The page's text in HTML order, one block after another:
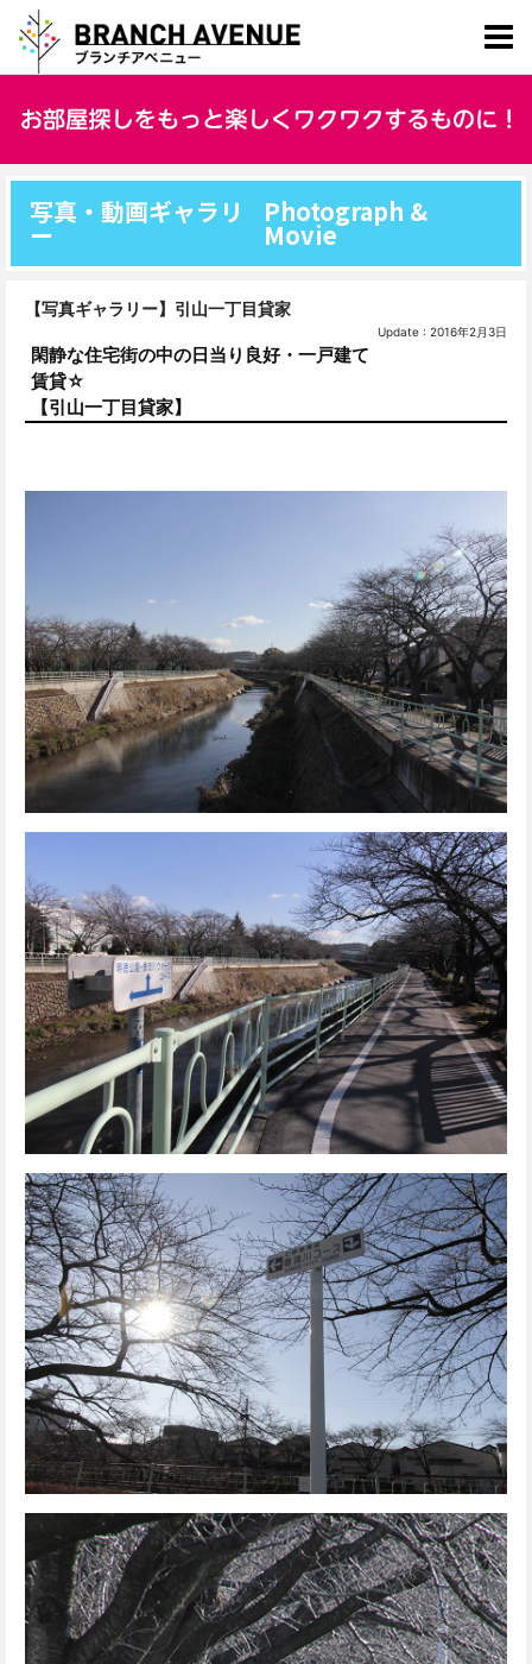
写真・動画ギャラリ
ー
Photograph &
Movie
【写真ギャラリー】引山一丁目貸家
Update : 2016年2月3日
閑静な住宅街の中の日当り良好・一戸建て
賃貸☆
【引山一丁目貸家】